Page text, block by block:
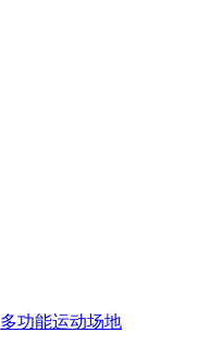
多功能运动场地